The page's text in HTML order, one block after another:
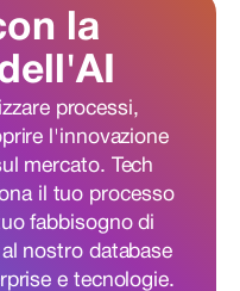
la
processi,
l'innovazione
mercato. Tech
il tuo processo
fabbisogno di
nostro database
e tecnologie.